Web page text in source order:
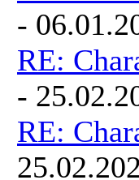
-
RE:
-
RE: